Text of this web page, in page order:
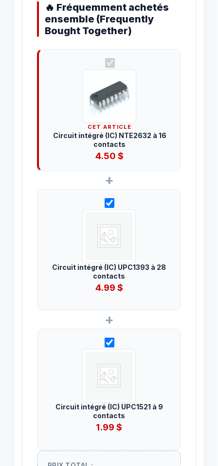
🔥 Fréquemment achetés
ensemble (Frequently
Bought Together)
CET ARTICLE
Circuit intégré (IC) NTE2632 à 16
contacts
4.50$
+
Circuit intégré (IC) UPC1393 à 28
contacts
4.99 $
+
Circuit intégré (IC) UPC1521 à 9
contacts
1.99 $